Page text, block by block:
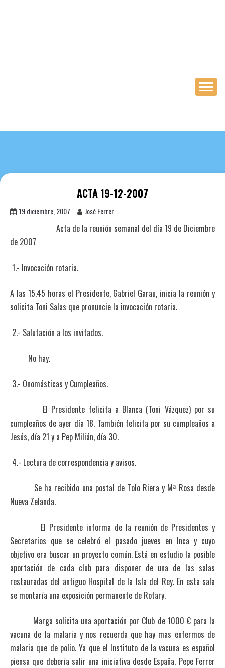
ACTA 19-12-2007
19 diciembre, 2007 José Ferrer
Acta de la reunión semanal del día 19 de Diciembre
de 2007
1.- Invocación rotaria.
A las 15.45 horas el Presidente, Gabriel Garau, inicia la reunión y
solicita Toni Salas que pronuncie la invocación rotaria.
2.- Salutación a los invitados.
No hay.
3.- Onomásticas y Cumpleaños.
El Presidente felicita a Blanca (Toni Vázquez) por su
cumpleaños de ayer día 18. También felicita por su cumpleaños a
Jesús, día 21 y a Pep Milián, día 30.
4.- Lectura de correspondencia y avisos.
Se ha recibido una postal de Tolo Riera y Mª Rosa desde
Nueva Zelanda.
El Presidente informa de la reunión de Presidentes y
Secretarios que se celebró el pasado jueves en Inca y cuyo
objetivo era buscar un proyecto común. Está en estudio la posible
aportación de cada club para disponer de una de las salas
restauradas del antiguo Hospital de la Isla del Rey. En esta sala
se montaría una exposición permanente de Rotary.
Marga solicita una aportación por Club de 1000 € para la
vacuna de la malaria y nos recuerda que hay mas enfermos de
malaria que de polio. Ya que el Instituto de la vacuna es español
piensa que debería salir una iniciativa desde España. Pepe Ferrer